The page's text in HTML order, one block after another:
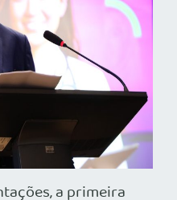
a primeira